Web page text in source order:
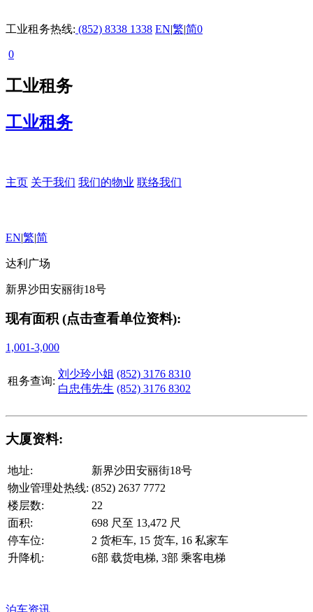
工业租务热线: (852) 8338 1338 EN|繁|简0
0
工业租务
工业租务
主页 关于我们 我们的物业 联络我们
EN|繁|简
达利广场
新界沙田安丽街18号
现有面积 (点击查看单位资料):
1,001-3,000
租务查询:
刘少玲小姐 (852) 3176 8310
白忠伟先生 (852) 3176 8302
大厦资料:
地址:
新界沙田安丽街18号
物业管理处热线: (852) 2637 7772
楼层数:
22
面积:
698 尺至 13,472 尺
停车位:
2 货柜车, 15 货车, 16 私家车
升降机:
6部 载货电梯, 3部 乘客电梯
泊车资讯